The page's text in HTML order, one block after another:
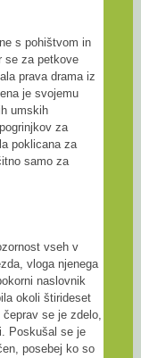
s pohištvom in
se za petkove
prava drama iz
je svojemu
umskih
za
poklicana za
samo za
vseh v
vloga njenega
naslovnik
okoli štirideset
se je zdelo,
Poskušal se je
posebej ko so